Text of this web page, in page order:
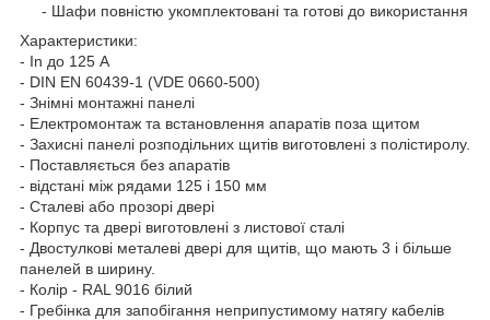
- Шафи повністю укомплектовані та готові до використання
Характеристики:
- In до 125 A
- DIN EN 60439-1 (VDE 0660-500)
- Знімні монтажні панелі
- Електромонтаж та встановлення апаратів поза щитом
- Захисні панелі розподільних щитів виготовлені з полістиролу.
- Поставляється без апаратів
- відстані між рядами 125 і 150 мм
- Сталеві або прозорі двері
- Корпус та двері виготовлені з листової сталі
- Двостулкові металеві двері для щитів, що мають 3 і більше
панелей в ширину.
- Колір - RAL 9016 білий
- Гребінка для запобігання неприпустимому натягу кабелів